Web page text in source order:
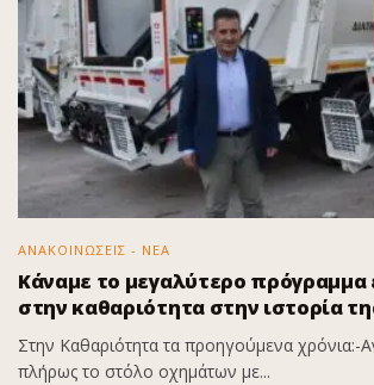
ΑΝΑΚΟΙΝΩΣΕΙΣ - ΝΕΑ
Κάναμε το μεγαλύτερο
στην καθαριότητα στην ιστορία
Στην Καθαριότητα τα προηγούμενα χρόνια:-
πλήρως το στόλο οχημάτων με...